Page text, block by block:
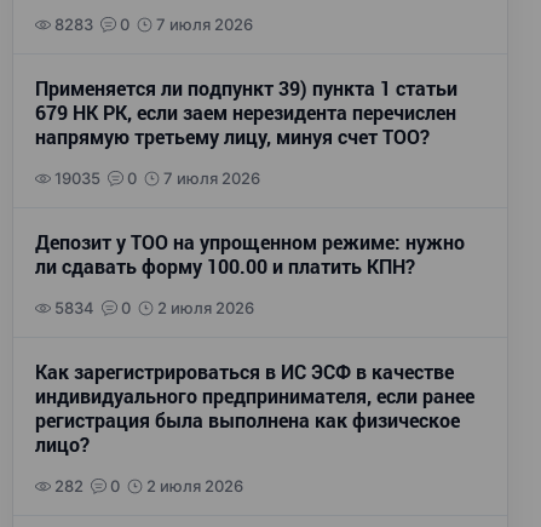
8283 0 7 июля 2026
Применяется ли подпункт 39) пункта 1 статьи
679 НК РК, если заем нерезидента перечислен
напрямую третьему лицу, минуя счет ТОО?
19035 0 7 июля 2026
Депозит у ТОО на упрощенном режиме: нужно
ли сдавать форму 100.00 и платить КПН?
5834 0 2 июля 2026
Как зарегистрироваться в ИС ЭСФ в качестве
индивидуального предпринимателя, если ранее
регистрация была выполнена как физическое
лицо?
282 0 2 июля 2026